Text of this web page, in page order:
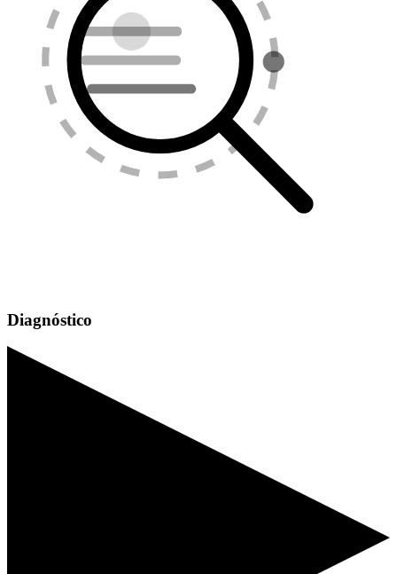
Diagnóstico